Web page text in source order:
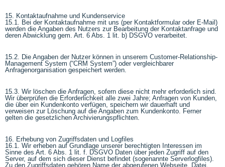
15. Kontaktaufnahme und Kundenservice
15.1. Bei der Kontaktaufnahme mit uns (per Kontaktformular oder E-Mail)
werden die Angaben des Nutzers zur Bearbeitung der Kontaktanfrage und
deren Abwicklung gem. Art. 6 Abs. 1 lit. b) DSGVO verarbeitet.
15.2. Die Angaben der Nutzer können in unserem Customer-Relationship-
Management System (“CRM System”) oder vergleichbarer
Anfragenorganisation gespeichert werden.
15.3. Wir löschen die Anfragen, sofern diese nicht mehr erforderlich sind.
Wir überprüfen die Erforderlichkeit alle zwei Jahre; Anfragen von Kunden,
die über ein Kundenkonto verfügen, speichern wir dauerhaft und
verweisen zur Löschung auf die Angaben zum Kundenkonto. Ferner
gelten die gesetzlichen Archivierungspflichten.
16. Erhebung von Zugriffsdaten und Logfiles
16.1. Wir erheben auf Grundlage unserer berechtigten Interessen im
Sinne des Art. 6 Abs. 1 lit. f. DSGVO Daten über jeden Zugriff auf den
Server, auf dem sich dieser Dienst befindet (sogenannte Serverlogfiles).
Zu den Zugriffsdaten gehören Name der abgerufenen Webseite, Datei,